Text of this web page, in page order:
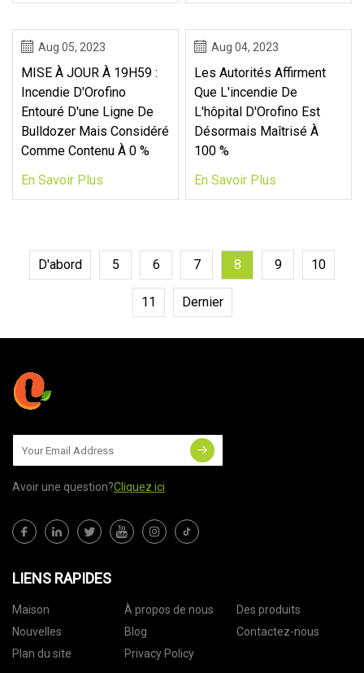
Aug 05, 2023
MISE À JOUR À 19H59 :
Incendie D'Orofino
Entouré D'une Ligne De
Bulldozer Mais Considéré
Comme Contenu À 0 %
En Savoir Plus
Aug 04, 2023
Les Autorités Affirment
Que L'incendie De
L'hôpital D'Orofino Est
Désormais Maîtrisé À
100 %
En Savoir Plus
D'abord 5 6 7 8 9 10
11 Dernier
Avoir une question?Cliquez ici
LIENS RAPIDES
Maison À propos de nous
Des produits
Nouvelles
Blog
Contactez-nous
Plan du site
Privacy Policy